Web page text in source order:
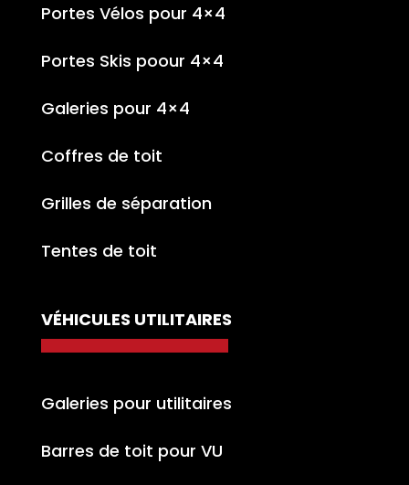
Portes Vélos pour 4×4
Portes Skis poour 4×4
Galeries pour 4×4
Coffres de toit
Grilles de séparation
Tentes de toit
VÉHICULES UTILITAIRES
Galeries pour utilitaires
Barres de toit pour VU